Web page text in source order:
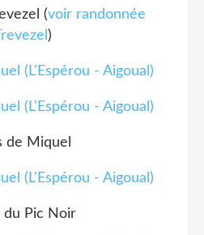
(voir randonnée
)
de Miquel
du Pic Noir